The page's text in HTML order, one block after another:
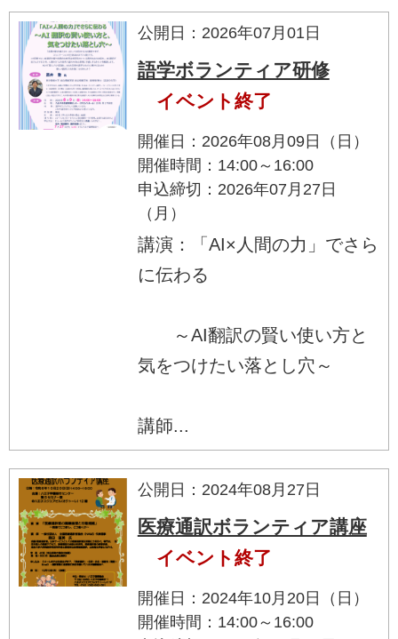
公開日：2026年07月01日
語学ボランティア研修
イベント終了
開催日：2026年08月09日（日）
開催時間：14:00～16:00
申込締切：2026年07月27日
（月）
講演：「AI×人間の力」でさら
に伝わる
～AI翻訳の賢い使い方と
気をつけたい落とし穴～
講師...
公開日：2024年08月27日
医療通訳ボランティア講座
イベント終了
開催日：2024年10月20日（日）
開催時間：14:00～16:00